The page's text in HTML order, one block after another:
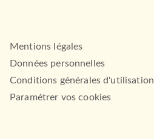
Mentions légales
Données personnelles
Conditions générales d'utilisation
Paramétrer vos cookies